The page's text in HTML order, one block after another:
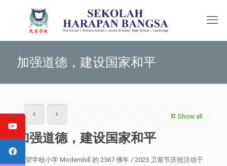
加强道德，建设国家和平
Show all
加强道德，建设国家和平
民望学校小学 Modernhill 的 2567 佛年 / 2023 卫塞节庆祝活动于